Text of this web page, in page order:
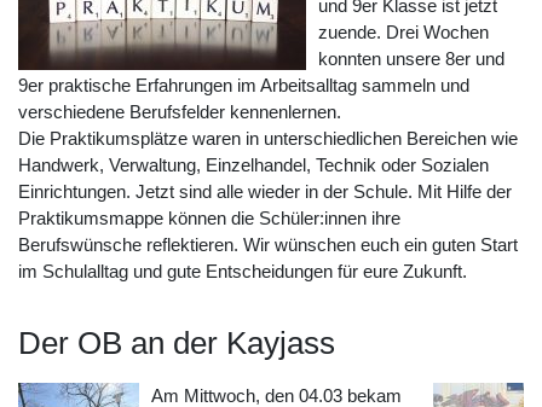
und 9er Klasse ist jetzt
zuende. Drei Wochen
konnten unsere 8er und
9er praktische Erfahrungen im Arbeitsalltag sammeln und
verschiedene Berufsfelder kennenlernen.
Die Praktikumsplätze waren in unterschiedlichen Bereichen wie
Handwerk, Verwaltung, Einzelhandel, Technik oder Sozialen
Einrichtungen. Jetzt sind alle wieder in der Schule. Mit Hilfe der
Praktikumsmappe können die Schüler:innen ihre
Berufswünsche reflektieren. Wir wünschen euch ein guten Start
im Schulalltag und gute Entscheidungen für eure Zukunft.
Der OB an der Kayjass
Am Mittwoch, den 04.03 bekam